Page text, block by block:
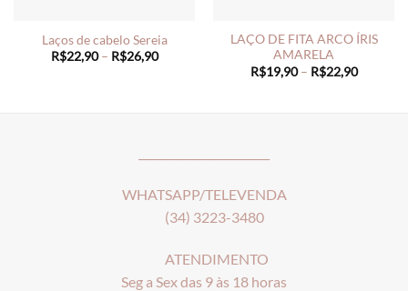
Laços de cabelo Sereia
R$22,90 – R$26,90Price
LAÇO DE FITA ARCO ÍRIS
AMARELA
R$19,90 – R$22,90Price
WHATSAPP/TELEVENDA
(34) 3223-3480
ATENDIMENTO
Seg a Sex das 9 às 18 horas